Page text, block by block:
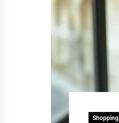
Shopping